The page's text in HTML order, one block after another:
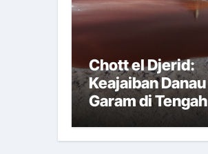
Chott el Djerid:
Keajaiban Danau
Garam di Tengah
Gurun Tunisia